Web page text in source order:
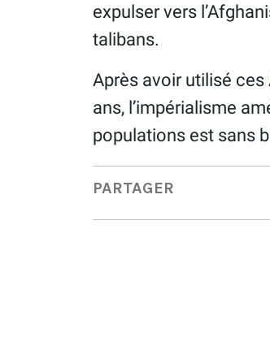
expulser vers
talibans.
Après avoir utilisé ces
ans, l’impérialisme
populations est sans
PARTAGER